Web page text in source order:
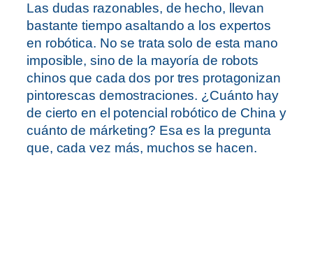
Las dudas razonables, de hecho, llevan
bastante tiempo asaltando a los expertos
en robótica. No se trata solo de esta mano
imposible, sino de la mayoría de robots
chinos que cada dos por tres protagonizan
pintorescas demostraciones. ¿Cuánto hay
de cierto en el potencial robótico de China y
cuánto de márketing? Esa es la pregunta
que, cada vez más, muchos se hacen.